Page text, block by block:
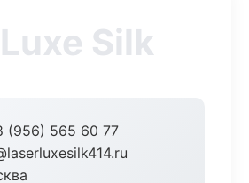
Silk
(956) 565 60 77